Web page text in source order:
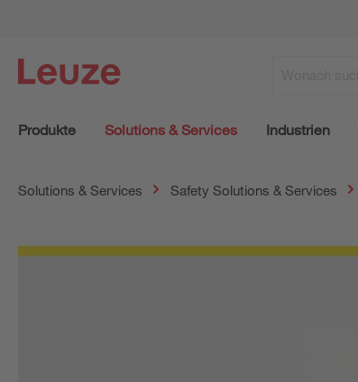
Produkte Solutions & Services Industrien
Solutions & Services Safety Solutions & Services